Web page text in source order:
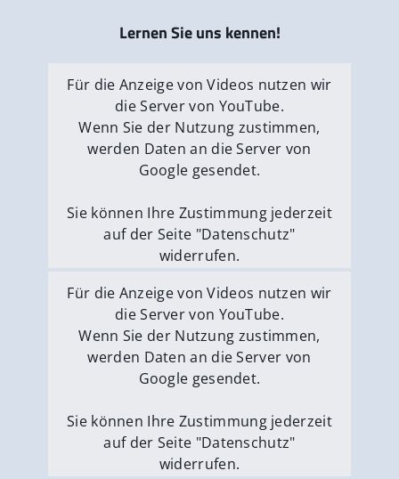
Lernen Sie uns kennen!
Für die Anzeige von Videos nutzen wir
die Server von YouTube.
Wenn Sie der Nutzung zustimmen,
werden Daten an die Server von
Google gesendet.
Sie können Ihre Zustimmung jederzeit
auf der Seite "Datenschutz"
widerrufen.
Externe Medien erlauben
Für die Anzeige von Videos nutzen wir
die Server von YouTube.
Wenn Sie der Nutzung zustimmen,
werden Daten an die Server von
Google gesendet.
Sie können Ihre Zustimmung jederzeit
auf der Seite "Datenschutz"
widerrufen.